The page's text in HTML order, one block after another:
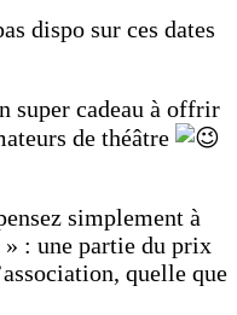
dispo sur ces dates
super cadeau à offrir
de théâtre
simplement à
: une partie du prix
quelle que